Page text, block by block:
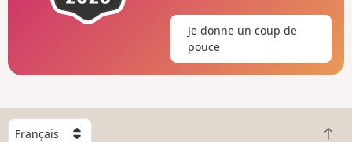
Je donne un coup de
pouce
C